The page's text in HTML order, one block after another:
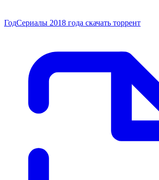
ГодСериалы 2018 года скачать торрент